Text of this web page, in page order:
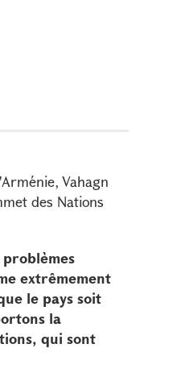
Vahagn
des Nations
problèmes
extrêmement
le pays soit
la
qui sont